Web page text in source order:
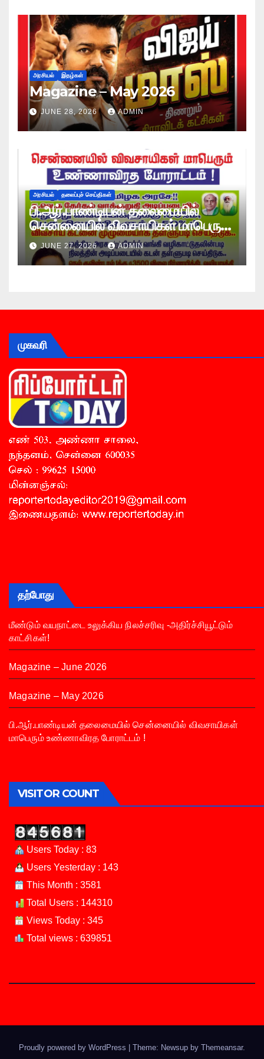
அரசியல் இதழ்கள்
Magazine – May 2026
JUNE 28, 2026 ADMIN
அரசியல் தலைப்புச் செய்திகள்
பி.ஆர்.பாண்டியன் தலைமையில்
சென்னையில் விவசாயிகள் மாபெரும்
உண்ணாவிரத போராட்டம் !
JUNE 27, 2026 ADMIN
முகவரி
தற்போது
மீண்டும் வயநாட்டை உலுக்கிய நிலச்சரிவு -அதிர்ச்சியூட்டும்
காட்சிகள்!
Magazine – June 2026
Magazine – May 2026
பி.ஆர்.பாண்டியன் தலைமையில் சென்னையில் விவசாயிகள்
மாபெரும் உண்ணாவிரத போராட்டம் !
VISITOR COUNT
Users Today : 83
Users Yesterday : 143
This Month : 3581
Total Users : 144310
Views Today : 345
Total views : 639851
Proudly powered by WordPress | Theme: Newsup by Themeansar.